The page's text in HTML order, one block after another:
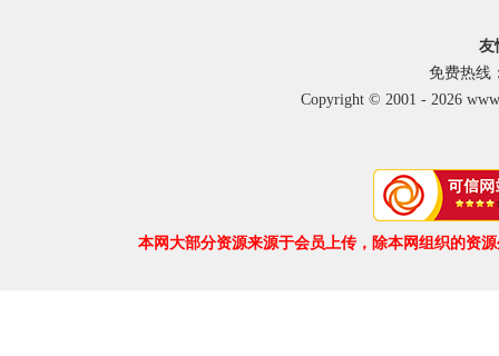
友
免费热线
Copyright © 2001 - 2026
本网大部分资源来源于会员上传，除本网组织的资